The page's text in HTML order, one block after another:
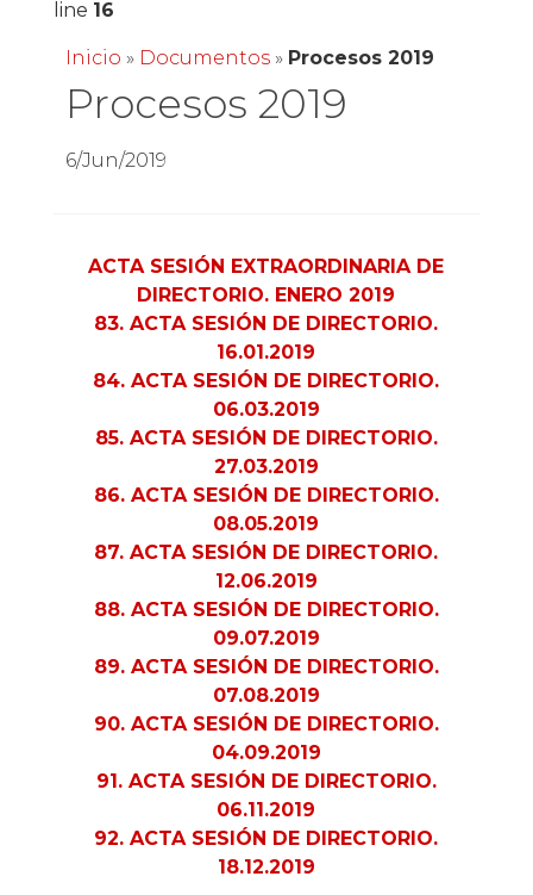
line 16
Inicio » Documentos» Procesos 2019
Procesos 2019
6/Jun/2019
ACTA SESIÓN EXTRAORDINARIA DE
DIRECTORIO. ENERO 2019
83. ACTA SESIÓN DE DIRECTORIO.
16.01.2019
84. ACTA SESIÓN DE DIRECTORIO.
06.03.2019
85. ACTA SESIÓN DE DIRECTORIO.
27.03.2019
86. ACTA SESIÓN DE DIRECTORIO.
08.05.2019
87. ACTA SESIÓN DE DIRECTORIO.
12.06.2019
88. ACTA SESIÓN DE DIRECTORIO.
09.07.2019
89. ACTA SESIÓN DE DIRECTORIO.
07.08.2019
90. ACTA SESIÓN DE DIRECTORIO.
04.09.2019
91. ACTA SESIÓN DE DIRECTORIO.
06.11.2019
92. ACTA SESIÓN DE DIRECTORIO.
18.12.2019